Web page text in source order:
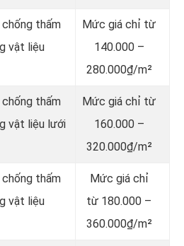
chống thấm
vật liệu
Mức giá chỉ từ
140.000 –
280.000₫/m²
chống thấm
vật liệu lưới
Mức giá chỉ từ
160.000 –
320.000₫/m²
chống thấm
vật liệu
Mức giá chỉ
từ 180.000 –
360.000₫/m²